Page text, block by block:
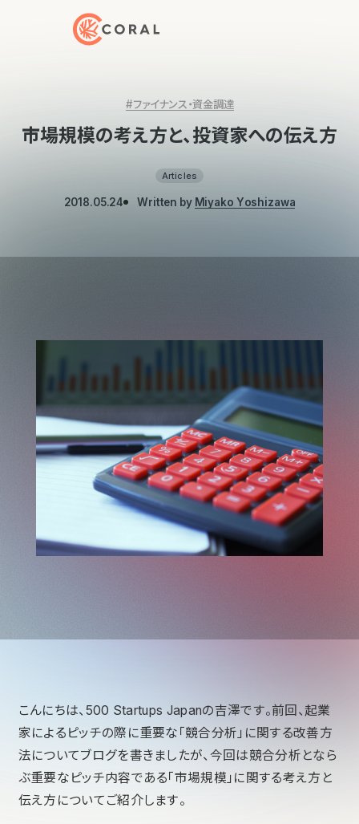
トップページへ戻る
#ファイナンス・資金調達
市場規模の考え方と、投資家への伝え方
Articles
2018.05.24 Written by Miyako Yoshizawa
こんにちは、500 Startups Japanの吉澤です。前回、起業
家によるピッチの際に重要な「競合分析」に関する改善方
法についてブログを書きましたが、今回は競合分析となら
ぶ重要なピッチ内容である「市場規模」に関する考え方と
伝え方についてご紹介します。